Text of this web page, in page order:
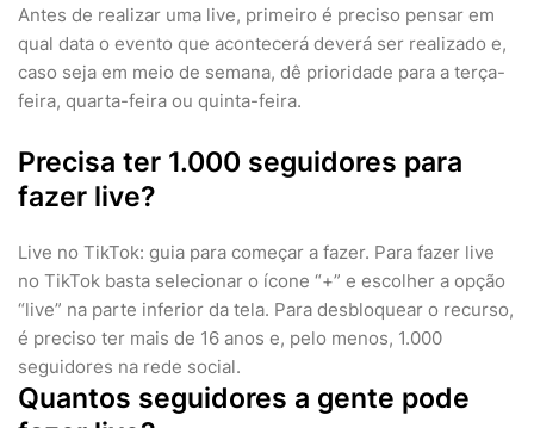
Antes de realizar uma live, primeiro é preciso pensar em
qual data o evento que acontecerá deverá ser realizado e,
caso seja em meio de semana, dê prioridade para a terça-
feira, quarta-feira ou quinta-feira.
Precisa ter 1.000 seguidores para
fazer live?
Live no TikTok: guia para começar a fazer. Para fazer live
no TikTok basta selecionar o ícone “+” e escolher a opção
“live” na parte inferior da tela. Para desbloquear o recurso,
é preciso ter mais de 16 anos e, pelo menos, 1.000
seguidores na rede social.
Quantos seguidores a gente pode